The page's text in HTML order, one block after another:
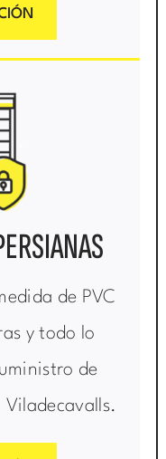
de PVC
y todo lo
de
Viladecavalls.